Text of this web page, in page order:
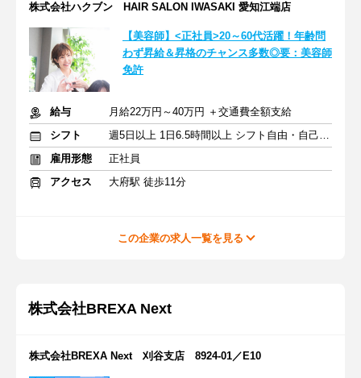
株式会社ハクブン HAIR SALON IWASAKI 愛知江端店
【美容師】<正社員>20～60代活躍！年齢問
わず昇給＆昇格のチャンス多数◎要：美容師
免許
給与
月給22万円～40万円 ＋交通費全額支給
シフト
週5日以上 1日6.5時間以上 シフト自由・自己申告
雇用形態
正社員
アクセス
大府駅 徒歩11分
この企業の求人一覧を見る
株式会社BREXA Next
株式会社BREXA Next 刈谷支店 8924-01／E10